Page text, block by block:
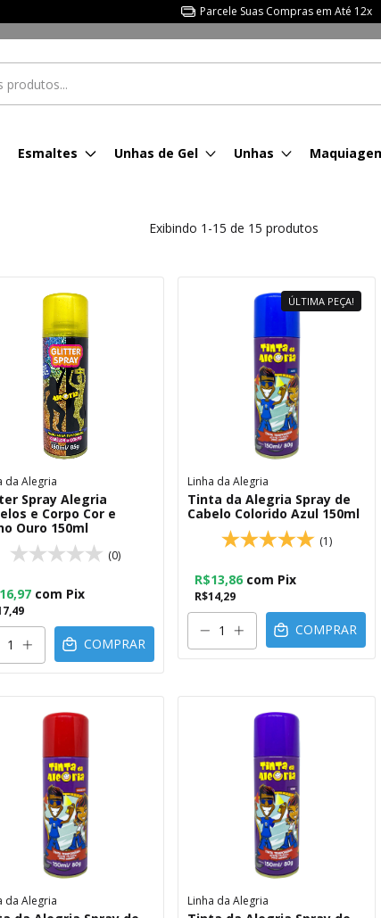
Consulte Frete p/ sua Região.
Esmaltes Unhas de Gel Unhas
Exibindo 1-15 de 15 produtos
da Alegria
Spray Alegria
e Corpo Cor e
Ouro 150ml
(0)
com Pix
COMPRAR
ÚLTIMA PEÇA!
Linha da Alegria
Tinta da Alegria Spray de
Cabelo Colorido Azul 150ml
(1)
R$14,29
R$13,86 com Pix
COMPRAR
da Alegria Linha da Alegria